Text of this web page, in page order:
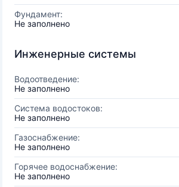
Фундамент:
Не заполнено
Инженерные системы
Водоотведение:
Не заполнено
Система водостоков:
Не заполнено
Газоснабжение:
Не заполнено
Горячее водоснабжение:
Не заполнено